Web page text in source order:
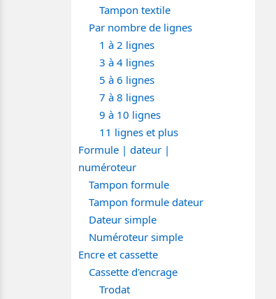
Tampon textile
Par nombre de lignes
1 à 2 lignes
3 à 4 lignes
5 à 6 lignes
7 à 8 lignes
9 à 10 lignes
11 lignes et plus
Formule | dateur |
numéroteur
Tampon formule
Tampon formule dateur
Dateur simple
Numéroteur simple
Encre et cassette
Cassette d'encrage
Trodat